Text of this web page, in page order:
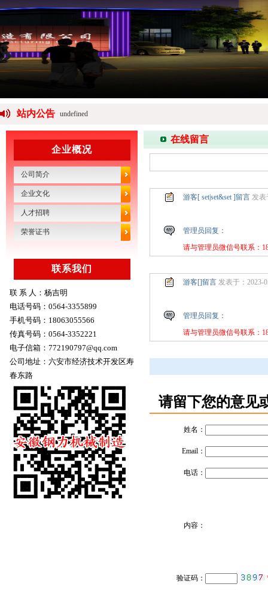
站内公告 >>> 热烈庆祝安徽省钢力机械制造有限公司网站今日正试开通运营
企业概况
公司简介
企业文化
人才招聘
荣誉证书
联系我们
联 系 人：杨吉明
电话号码：0564-3355899
手机号码：18063055566
传真号码：0564-3352221
电子信箱：772190797@qq.com
公司地址：六安市经济技术开发区寿
春东路
在线留言
游客[ set|set&set ]留言 发表
管理员回复：
请与管理员微信号联系：
游客[]留言 发表于：2023-
管理员回复：
请与管理员微信号联系：
请留下您的意见
姓名：
Email：
电话：
内容：
验证码：